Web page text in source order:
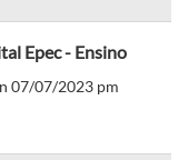
Epec - Ensino
07/07/2023 pm